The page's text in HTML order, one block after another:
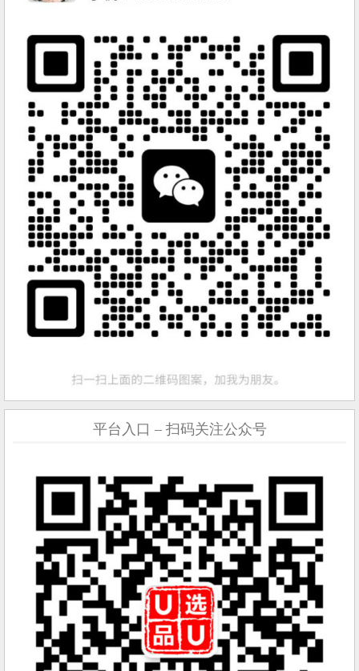
平台入口 – 扫码关注公众号